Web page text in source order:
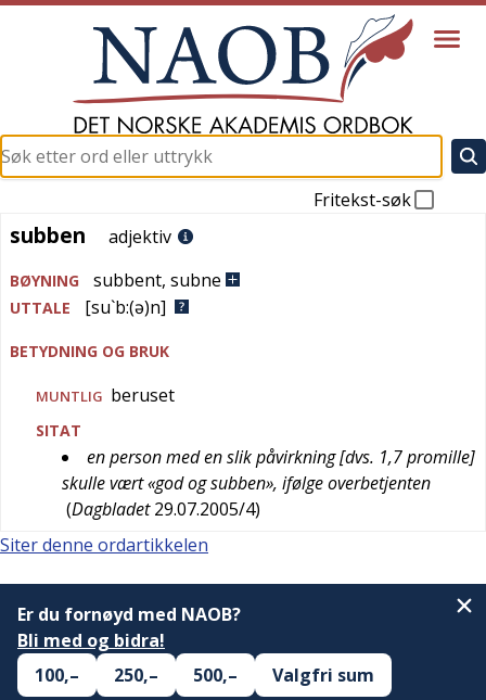
Fritekst-søk
subben
subben adjektiv
BØYNING subbent, subne
UTTALE [su`b:(ə)n]
BETYDNING OG BRUK
MUNTLIG beruset
SITAT
en person med en slik påvirkning [dvs. 1,7 promille]
skulle vært «god og subben», ifølge overbetjenten
(Dagbladet 29.07.2005/4)
Siter denne ordartikkelen
Er du fornøyd med NAOB?
Bli med og bidra!
100,–
250,– 500,– Valgfri sum